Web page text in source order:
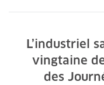
L’industriel
vingtaine
des